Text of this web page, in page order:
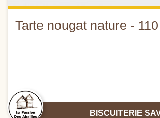
Tarte nougat nature -
BISCUITERIE